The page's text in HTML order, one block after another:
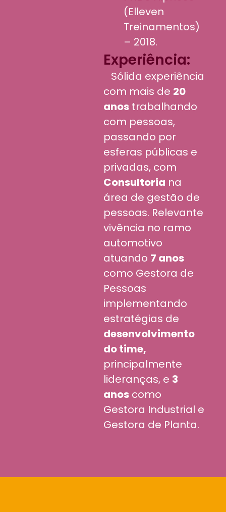
(Elleven
Treinamentos)
– 2018.
Experiência:
Sólida experiência
com mais de 20
anos trabalhando
com pessoas,
passando por
esferas públicas e
privadas, com
Consultoria na
área de gestão de
pessoas. Relevante
vivência no ramo
automotivo
atuando 7 anos
como Gestora de
Pessoas
implementando
estratégias de
desenvolvimento
do time,
principalmente
lideranças, e 3
anos como
Gestora Industrial e
Gestora de Planta.